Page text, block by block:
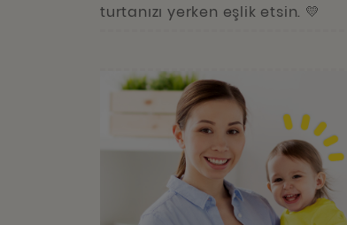
turtanızı yerken eşlik etsin. 💛